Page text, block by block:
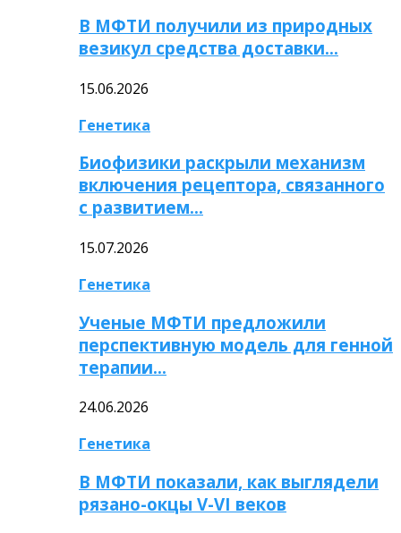
В МФТИ получили из природных
везикул средства доставки…
15.06.2026
Генетика
Биофизики раскрыли механизм
включения рецептора, связанного
с развитием…
15.07.2026
Генетика
Ученые МФТИ предложили
перспективную модель для генной
терапии…
24.06.2026
Генетика
В МФТИ показали, как выглядели
рязано-окцы V-VI веков